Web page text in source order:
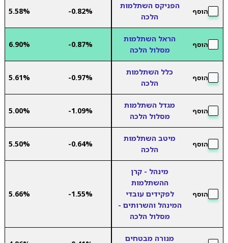
הוסף
הפניקס השתלמות
הלכה
-0.82%
5.58%
הוסף
הראל השתלמות
מסלול הלכה
-0.87%
6.90%
הוסף
כלל השתלמות
הלכה
-0.97%
5.61%
הוסף
מגדל השתלמות
מסלול הלכה
-1.09%
5.00%
הוסף
מיטב השתלמות
הלכה
-0.64%
5.50%
הוסף
מינהל - קרן
ההשתלמות
לפקידים עובדי
המינהל והשרותים -
מסלול הלכה
-1.55%
5.66%
מנורה מבטחים